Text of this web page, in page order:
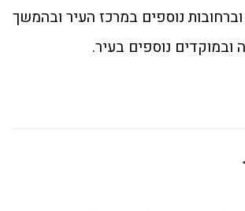
נוספים במרכז העיר ובהמשך
ובמוקדים נוספים בעיר.